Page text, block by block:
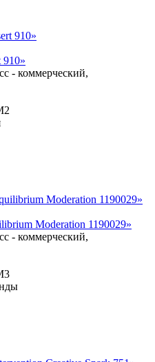
910»
- коммерческий,
Moderation 1190029»
- коммерческий,